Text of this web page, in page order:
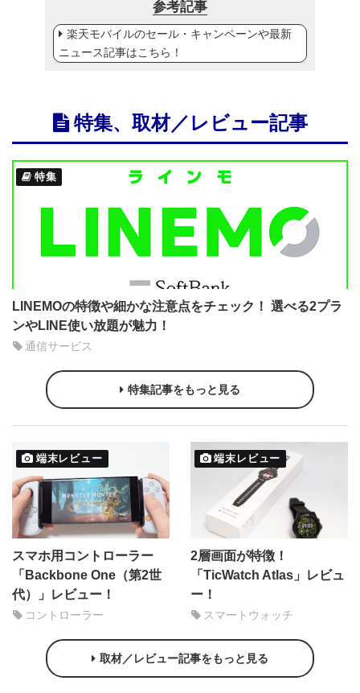
参考記事
楽天モバイルのセール・キャンペーンや最新
ニュース記事はこちら！
特集、取材／レビュー記事
特集
LINEMOの特徴や細かな注意点をチェック！ 選べる2プラ
ンやLINE使い放題が魅力！
通信サービス
特集記事をもっと見る
端末レビュー
スマホ用コントローラー
「Backbone One（第2世
代）」レビュー！
コントローラー
端末レビュー
2層画面が特徴！
「TicWatch Atlas」レビュ
ー！
スマートウォッチ
取材／レビュー記事をもっと見る